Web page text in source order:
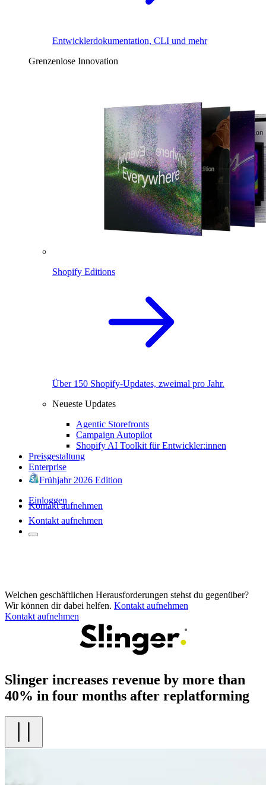
Entwicklerdokumentation, CLI und mehr
Grenzenlose Innovation
Shopify Editions
Über 150 Shopify-Updates, zweimal pro Jahr.
Neueste Updates
Agentic Storefronts
Campaign Autopilot
Shopify AI Toolkit für Entwickler:innen
Preisgestaltung
Enterprise
Frühjahr 2026 Edition
Einloggen
Kontakt aufnehmen
Kontakt aufnehmen
Welchen geschäftlichen Herausforderungen stehst du gegenüber?
Wir können dir dabei helfen. Kontakt aufnehmen
Kontakt aufnehmen
Slinger increases revenue by more than
40% in four months after replatforming